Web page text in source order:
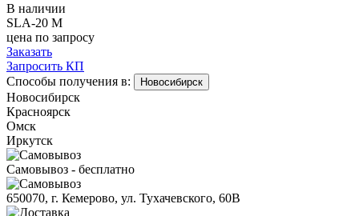
В наличии
SLA-20 M
цена по запросу
Заказать
Запросить КП
Способы получения в:
Новосибирск
Новосибирск
Красноярск
Омск
Иркутск
Самовывоз - бесплатно
650070, г. Кемерово, ул. Тухачевского, 60В